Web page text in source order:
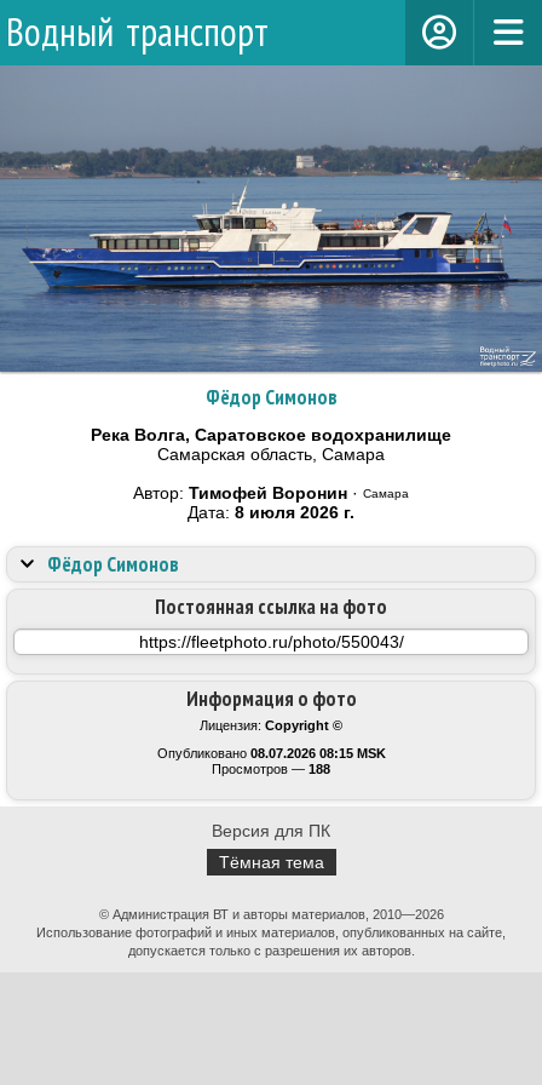
Водный транспорт
Фёдор Симонов
Река Волга, Саратовское водохранилище
Самарская область, Самара
Автор: Тимофей Воронин · Самара
Дата: 8 июля 2026 г.
Информация о фото
Лицензия: Copyright ©
Опубликовано 08.07.2026 08:15 MSK
Просмотров — 188
Постоянная ссылка на фото
Фёдор Симонов
Версия для ПК
Тёмная тема
© Администрация ВТ и авторы материалов, 2010—2026
Использование фотографий и иных материалов, опубликованных на сайте,
допускается только с разрешения их авторов.